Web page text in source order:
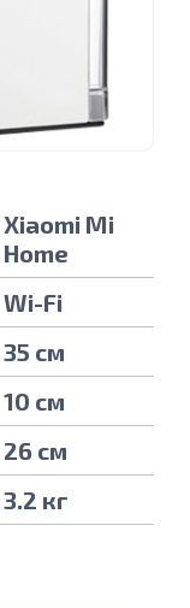
Xiaomi Mi
Home
Wi-Fi
35 см
10 см
26 см
3.2 кг